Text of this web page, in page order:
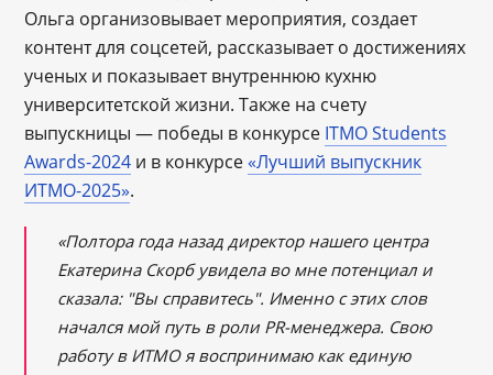
Ольга организовывает мероприятия, создает
контент для соцсетей, рассказывает о достижениях
ученых и показывает внутреннюю кухню
университетской жизни. Также на счету
выпускницы — победы в конкурсе ITMO Students
Awards-2024 и в конкурсе «Лучший выпускник
ИТМО-2025».
«Полтора года назад директор нашего центра
Екатерина Скорб увидела во мне потенциал и
сказала: "Вы справитесь". Именно с этих слов
начался мой путь в роли PR-менеджера. Свою
работу в ИТМО я воспринимаю как единую